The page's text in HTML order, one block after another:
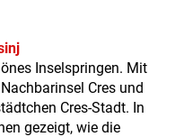
Inselspringen. Mit
Cres und
Cres-Stadt. In
gezeigt, wie die